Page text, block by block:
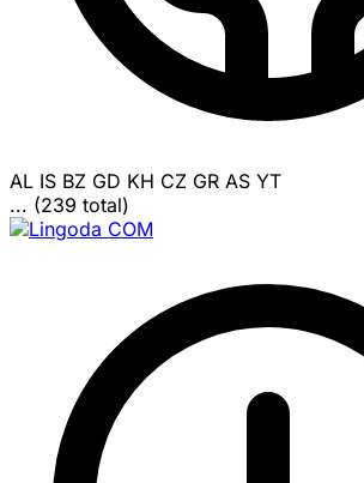
AL IS BZ GD KH CZ GR AS YT
... (239 total)